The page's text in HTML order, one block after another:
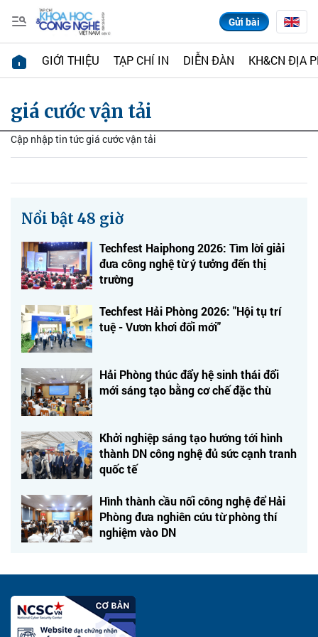
Gửi bài
GIỚI THIỆU TẠP CHÍ IN DIỄN ĐÀN KH&CN ĐỊA
giá cước vận tải
Cập nhập tin tức giá cước vận tải
Nổi bật 48 giờ
Techfest Haiphong 2026: Tìm lời giải
đưa công nghệ từ ý tưởng đến thị
trường
Techfest Hải Phòng 2026: "Hội tụ trí
tuệ - Vươn khơi đổi mới"
Hải Phòng thúc đẩy hệ sinh thái đổi
mới sáng tạo bằng cơ chế đặc thù
Khởi nghiệp sáng tạo hướng tới hình
thành DN công nghệ đủ sức cạnh tranh
quốc tế
Hình thành cầu nối công nghệ để Hải
Phòng đưa nghiên cứu từ phòng thí
nghiệm vào DN